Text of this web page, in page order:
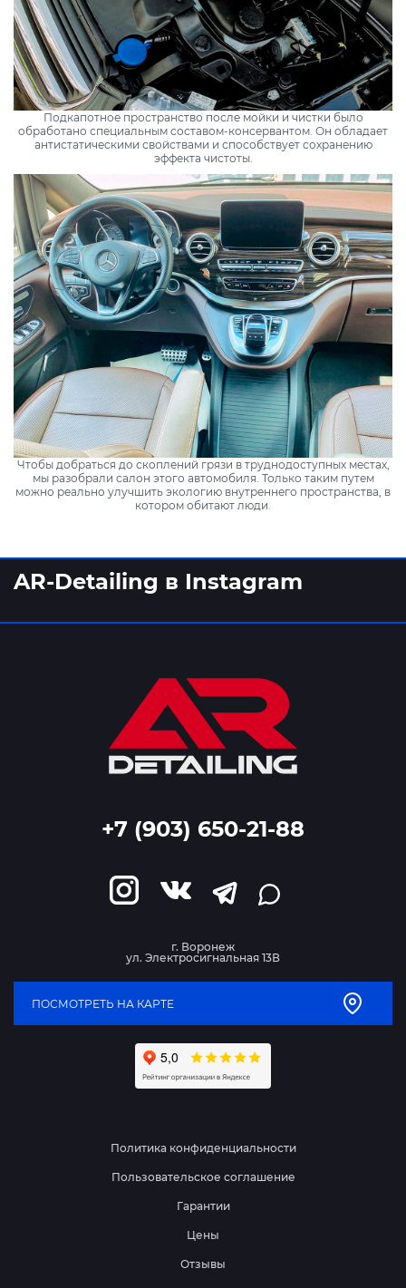
Подкапотное пространство после мойки и чистки было
обработано специальным составом-консервантом. Он обладает
антистатическими свойствами и способствует сохранению
эффекта чистоты.
Чтобы добраться до скоплений грязи в труднодоступных местах,
мы разобрали салон этого автомобиля. Только таким путем
можно реально улучшить экологию внутреннего пространства, в
котором обитают люди.
AR-Detailing в Instagram
+7 (903) 650-21-88
г. Воронеж
ул. Электросигнальная 13В
ПОСМОТРЕТЬ НА КАРТЕ
Политика конфиденциальности
Пользовательское соглашение
Гарантии
Цены
Отзывы